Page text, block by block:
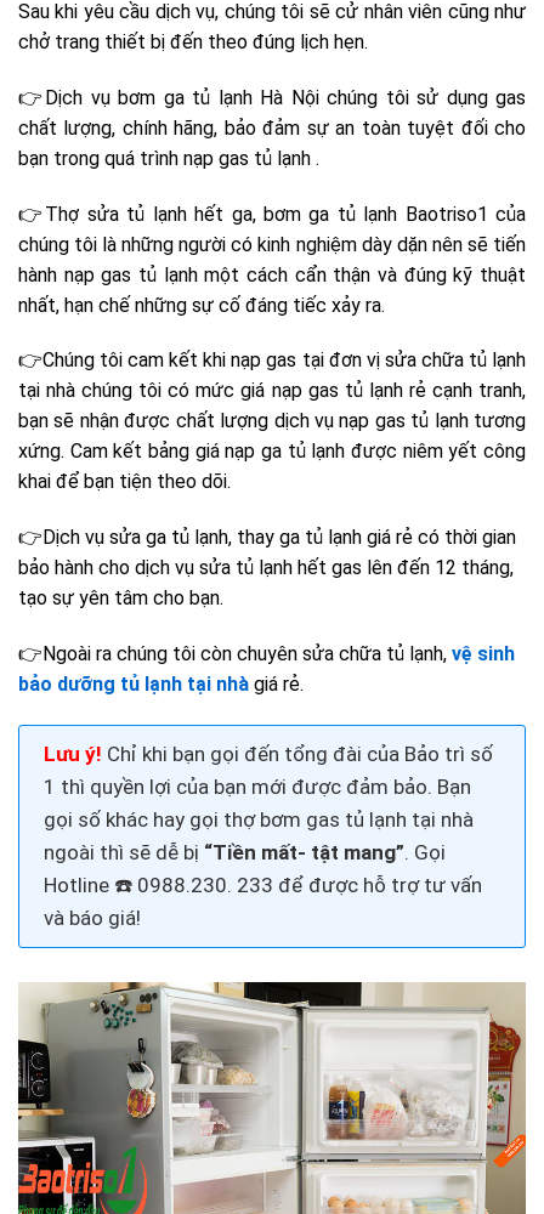
Sau khi yêu cầu dịch vụ, chúng tôi sẽ cử nhân viên cũng như
chở trang thiết bị đến theo đúng lịch hẹn.
👉Dịch vụbơm ga tủ lạnh Hà Nội chúng tôi sử dụng gas
chất lượng, chính hãng, bảo đảm sự an toàn tuyệt đối cho
bạn trong quá trình nạp gas tủ lạnh .
👉Thợ sửa tủ lạnh hết ga, bơm ga tủ lạnh Baotriso1 của
chúng tôi là những người có kinh nghiệm dày dặn nên sẽ tiến
hành nạp gas tủ lạnh một cách cẩn thận và đúng kỹ thuật
nhất, hạn chế những sự cố đáng tiếc xảy ra.
👉Chúng tôi cam kết khi nạp gas tại đơn vị sửa chữa tủ lạnh
tại nhàchúng tôi có mứcgiá nạp gas tủ lạnh rẻ cạnh tranh,
bạn sẽ nhận được chất lượng dịch vụ nạp gas tủ lạnh tương
xứng. Cam kết bảng giá nạp ga tủ lạnh được niêm yết công
khai để bạn tiện theo dõi.
👉Dịch vụ sửa ga tủ lạnh, thay ga tủ lạnh giá rẻ có thời gian
bảo hành cho dịch vụ sửa tủ lạnh hết gas lên đến 12 tháng,
tạo sự yên tâm cho bạn.
👉Ngoài ra chúng tôi còn chuyên sửa chữa tủ lạnh, vệ sinh
bảo dưỡng tủ lạnh tại nhà giá rẻ.
Lưu ý! Chỉ khi bạn gọi đến tổng đài của Bảo trì số
1 thì quyền lợi của bạn mới được đảm bảo. Bạn
gọi số khác hay gọi thợ bơm gas tủ lạnh tại nhà
ngoài thì sẽ dễ bị “Tiền mất- tật mang”. Gọi
Hotline ☎️ 0988.230. 233 để được hỗ trợ tư vấn
và báo giá!